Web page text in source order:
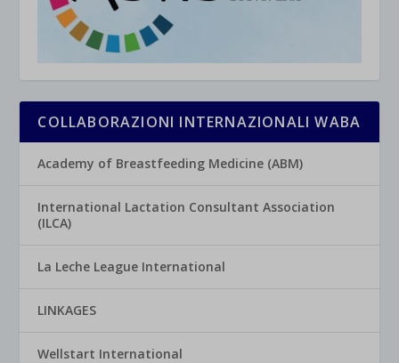
COLLABORAZIONI INTERNAZIONALI WABA
Academy of Breastfeeding Medicine (ABM)
International Lactation Consultant Association
(ILCA)
La Leche League International
LINKAGES
Wellstart International